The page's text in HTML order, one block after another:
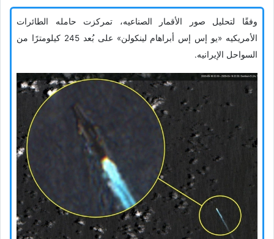
وفقًا لتحلیل صور الأقمار الصناعیه، تمرکزت حامله الطائرات
الأمریکیه «یو إس إس أبراهام لینکولن» على بُعد 245 کیلومترًا من
السواحل الإیرانیه.